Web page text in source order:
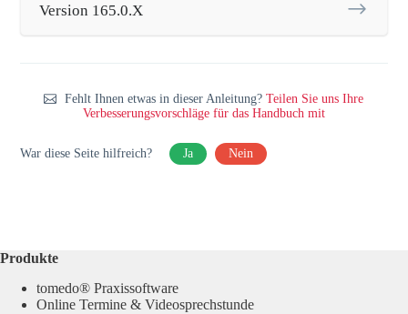
Version 165.0.X
Fehlt Ihnen etwas in dieser Anleitung?Teilen Sie uns Ihre
Verbesserungsvorschläge für das Handbuch mit
War diese Seite hilfreich? Ja Nein
Produkte
tomedo® Praxissoftware
Online Termine & Videosprechstunde